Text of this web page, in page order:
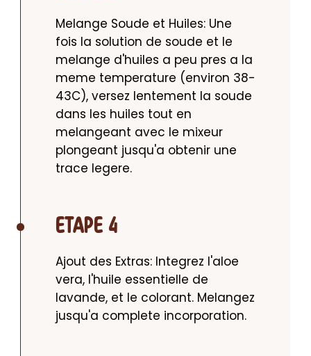
Melange Soude et Huiles: Une
fois la solution de soude et le
melange d'huiles a peu pres a la
meme temperature (environ 38-
43C), versez lentement la soude
dans les huiles tout en
melangeant avec le mixeur
plongeant jusqu'a obtenir une
trace legere.
ETAPE 4
Ajout des Extras: Integrez l'aloe
vera, l'huile essentielle de
lavande, et le colorant. Melangez
jusqu'a complete incorporation.